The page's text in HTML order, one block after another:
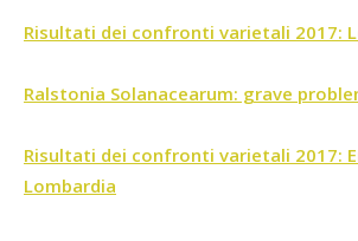
Risultati dei confronti varietali 2017:
Ralstonia Solanacearum: grave
Risultati dei confronti varietali 2017:
Lombardia